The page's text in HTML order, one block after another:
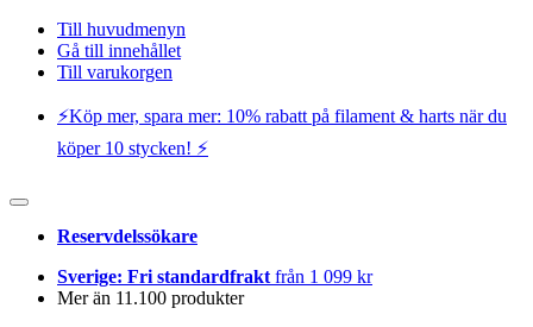
Till huvudmenyn
Gå till innehållet
Till varukorgen
⚡️Köp mer, spara mer: 10% rabatt på filament & harts när du
köper 10 stycken! ⚡️
Reservdelssökare
Sverige: Fri standardfrakt från 1 099 kr
Mer än 11.100 produkter